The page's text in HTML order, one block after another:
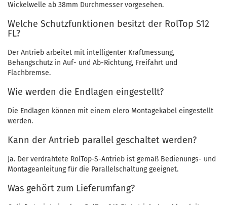
Wickelwelle ab 38mm Durchmesser vorgesehen.
Welche Schutzfunktionen besitzt der RolTop S12
FL?
Der Antrieb arbeitet mit intelligenter Kraftmessung,
Behangschutz in Auf- und Ab-Richtung, Freifahrt und
Flachbremse.
Wie werden die Endlagen eingestellt?
Die Endlagen können mit einem elero Montagekabel eingestellt
werden.
Kann der Antrieb parallel geschaltet werden?
Ja. Der verdrahtete RolTop-S-Antrieb ist gemäß Bedienungs- und
Montageanleitung für die Parallelschaltung geeignet.
Was gehört zum Lieferumfang?